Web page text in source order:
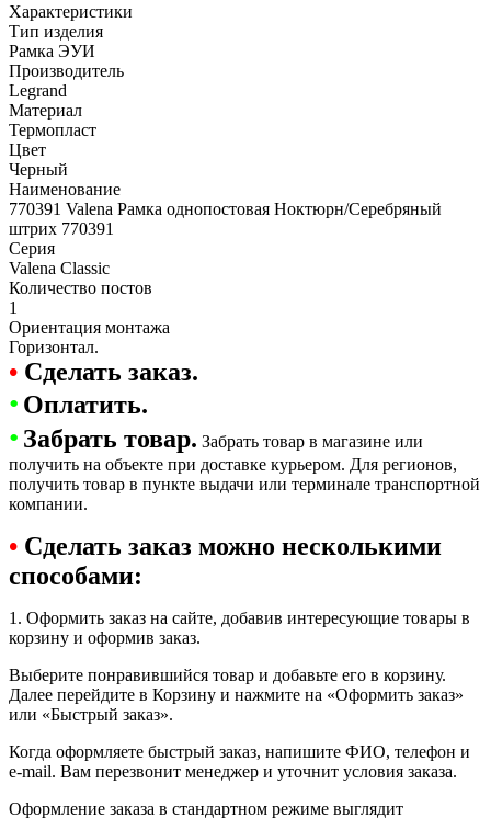
Характеристики
Тип изделия
Рамка ЭУИ
Производитель
Legrand
Материал
Термопласт
Цвет
Черный
Наименование
770391 Valena Рамка однопостовая Ноктюрн/Серебряный
штрих 770391
Серия
Valena Classic
Количество постов
1
Ориентация монтажа
Горизонтал.
• Сделать заказ.
• Оплатить.
• Забрать товар. Забрать товар в магазине или
получить на объекте при доставке курьером. Для регионов,
получить товар в пункте выдачи или терминале транспортной
компании.
• Сделать заказ можно несколькими
способами:
1. Оформить заказ на сайте, добавив интересующие товары в
корзину и оформив заказ.
Выберите понравившийся товар и добавьте его в корзину.
Далее перейдите в Корзину и нажмите на «Оформить заказ»
или «Быстрый заказ».
Когда оформляете быстрый заказ, напишите ФИО, телефон и
e-mail. Вам перезвонит менеджер и уточнит условия заказа.
Оформление заказа в стандартном режиме выглядит